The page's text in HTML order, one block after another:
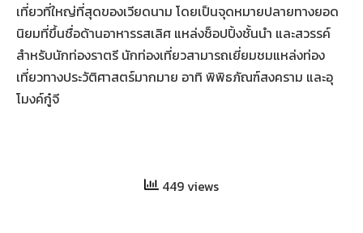
เที่ยวที่ใหญ่ที่สุดของเวียดนาม โดยเป็นจุดหมายปลายทางยอด
นิยมที่ขึ้นชื่อด้านอาหารรสเลิศ แหล่งช็อปปิ้งชั้นนำ และสวรรค์
สำหรับนักท่องราตรี นักท่องเที่ยวสามารถเยี่ยมชมแหล่งท่อง
เที่ยวทางประวัติศาสตร์มากมาย อาทิ พิพิธภัณฑ์สงคราม และอุ
โมงค์กู๋จี
449 views